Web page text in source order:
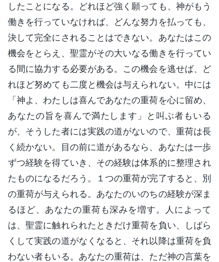
したことになる。どれほど強く願っても、神がもう
働きを行っていなければ、どんな努力を払っても、
決して完全にされることはできない。あなたはこの
機会をとらえ、聖霊がその大いなる働きを行ってい
る間に協力する必要がある。この機会を逃せば、ど
れほど努めても二度と機会は与えられない。中には
「神よ、わたしは喜んであなたの重荷を心に留め、
あなたの旨を喜んで満たします」と叫ぶ者もいる
が、そうした者には実践の道がないので、重荷は長
く続かない。目の前に道があるなら、あなたは一歩
ずつ経験を得ていき、その経験は体系的に整理され
たものになるだろう。１つの重荷が完了すると、別
の重荷が与えられる。あなたのいのちの経験が深ま
るほど、あなたの重荷も深みを増す。人によって
は、聖霊に触れられたときだけ重荷を負い、しばら
くして実践の道がなくなると、それ以降は重荷を負
わない者もいる。あなたの重荷は、ただ神の言葉を